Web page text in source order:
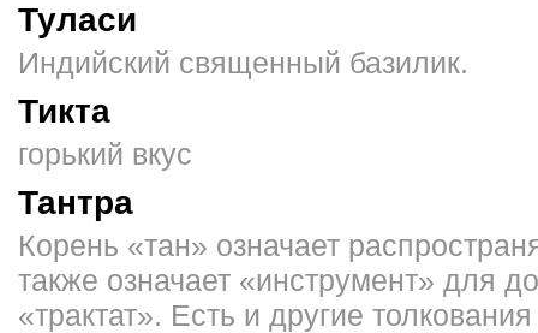
Туласи
Индийский священный ба­зилик.
Тикта
горький вкус
Тантра
Корень «тан» означает
также означает «инструмент» для
«трактат». Есть и другие